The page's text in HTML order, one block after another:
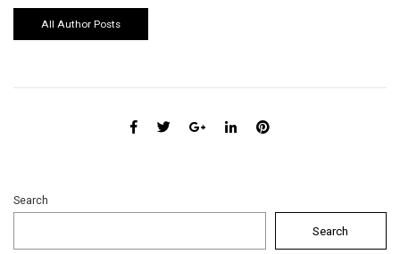
All Author Posts
Search
Search